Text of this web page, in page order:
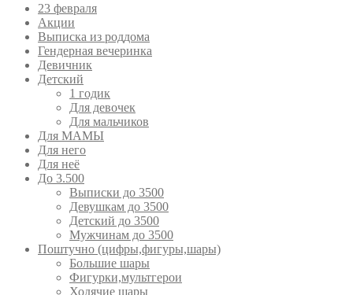
23 февраля
Акции
Выписка из роддома
Гендерная вечеринка
Девичник
Детский
1 годик
Для девочек
Для мальчиков
Для МАМЫ
Для него
Для неё
До 3.500
Выписки до 3500
Девушкам до 3500
Детский до 3500
Мужчинам до 3500
Поштучно (цифры,фигуры,шары)
Большие шары
Фигурки,мультгерои
Ходячие шары